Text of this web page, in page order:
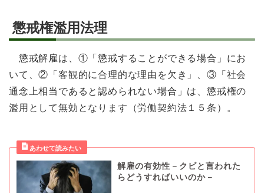
懲戒権濫用法理
懲戒解雇は、①「懲戒することができる場合」にお
いて、②「客観的に合理的な理由を欠き」、③「社会
通念上相当であると認められない場合」は、懲戒権の
濫用として無効となります（労働契約法１５条）。
解雇の有効性－クビと言われた
らどうすればいいのか－